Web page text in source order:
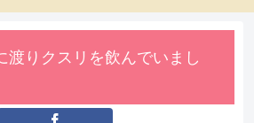
渡りクスリを飲んでいまし